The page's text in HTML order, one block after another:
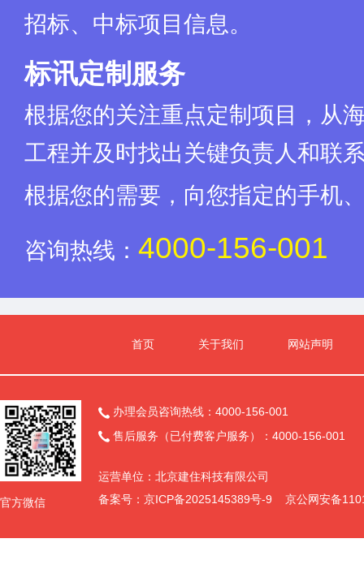
招标、中标项目信息。
标讯定制服务
根据您的关注重点定制项目，从
工程并及时找出关键负责人和联
根据您的需要，向您指定的手机
咨询热线： 4000-156-001
首页 关于我们 网站声明
官方微信
 办理会员咨询热线：4000-156-001
 售后服务（已付费客户服务）：4000-156-001
运营单位：北京建住科技有限公司
备案号： 京ICP备2025145389号-9 京公网安备